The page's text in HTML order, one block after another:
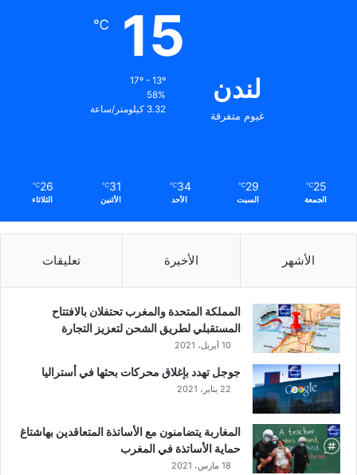
لندن
غيوم متفرقة
15
℃
58%
3.32 كيلومتر/ساعة
25
℃
الجمعة
29
℃
السبت
34
℃
الأحد
31
℃
الأثنين
26
℃
الثلاثاء
الأشهر الأخيرة تعليقات
المملكة المتحدة والمغرب تحتفلان بالافتتاح
المستقبلي لطريق الشحن لتعزيز التجارة
10 أبريل، 2021
جوجل تهدد بإغلاق محركات بحثها في أستراليا
22 يناير، 2021
المغاربة يتضامنون مع الأساتذة المتعاقدين بهاشتاغ
حماية الأساتذة في المغرب
18 مارس، 2021